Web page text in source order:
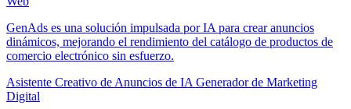
GenAds es una solución impulsada por IA para crear anuncios
dinámicos, mejorando el rendimiento del catálogo de productos de
comercio electrónico sin esfuerzo.
Asistente Creativo de Anuncios de IA Generador de Marketing
Digital